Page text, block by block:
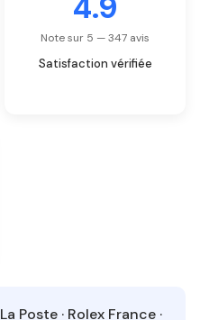
Note sur 5 — 347 avis
Satisfaction vérifiée
La Poste · Rolex France ·